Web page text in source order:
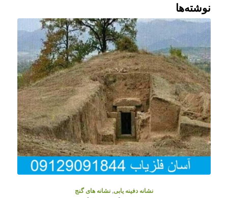
نوشته‌ها
نشانه دفینه یابی,نشانه های گنج